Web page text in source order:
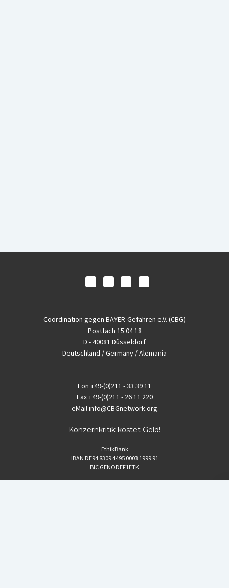
Coordination gegen BAYER-Gefahren e.V. (CBG)
Postfach 15 04 18
D - 40081 Düsseldorf
Deutschland / Germany / Alemania
Fon +49-(0)211 - 33 39 11
Fax+49-(0)211 - 26 11 220
eMailinfo@CBGnetwork.org
Konzernkritik kostet Geld!
EthikBank
IBAN DE94 8309 4495 0003 1999 91
BIC GENODEF1ETK